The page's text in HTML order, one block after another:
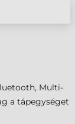
Multi-
a tápegységet